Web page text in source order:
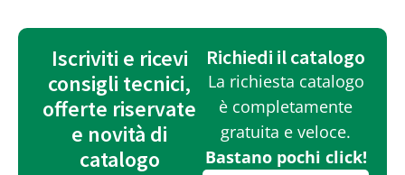
Iscriviti e ricevi
consigli tecnici,
offerte riservate
e novità di
catalogo
Richiedi il catalogo
La richiesta catalogo
è completamente
gratuita e veloce.
Bastano pochi click!